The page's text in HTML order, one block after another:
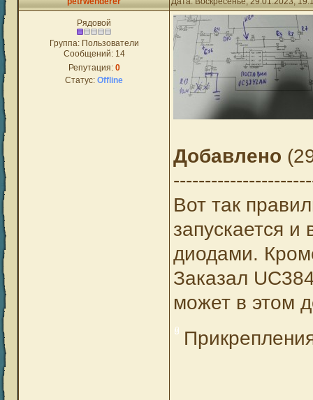
Рядовой
Группа: Пользователи
Сообщений: 14
Репутация: 0
Статус: Offline
Добавлено
Вот так
запускается
диодами.
Заказал
может в этом